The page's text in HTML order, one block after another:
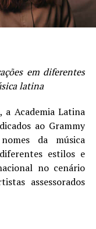
em diferentes
latina
Academia Latina
ao Grammy
da música
estilos e
no cenário
assessorados